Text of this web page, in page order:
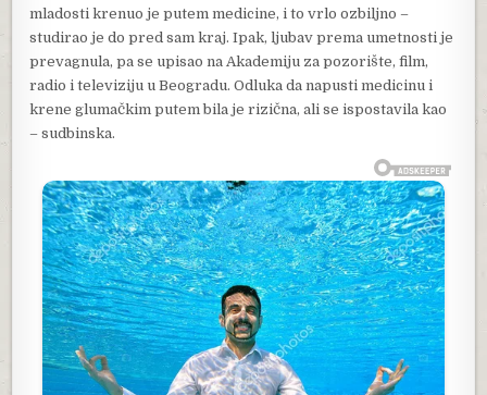
mladosti krenuo je putem medicine, i to vrlo ozbiljno –
studirao je do pred sam kraj. Ipak, ljubav prema umetnosti je
prevagnula, pa se upisao na Akademiju za pozorište, film,
radio i televiziju u Beogradu. Odluka da napusti medicinu i
krene glumačkim putem bila je rizična, ali se ispostavila kao
– sudbinska.